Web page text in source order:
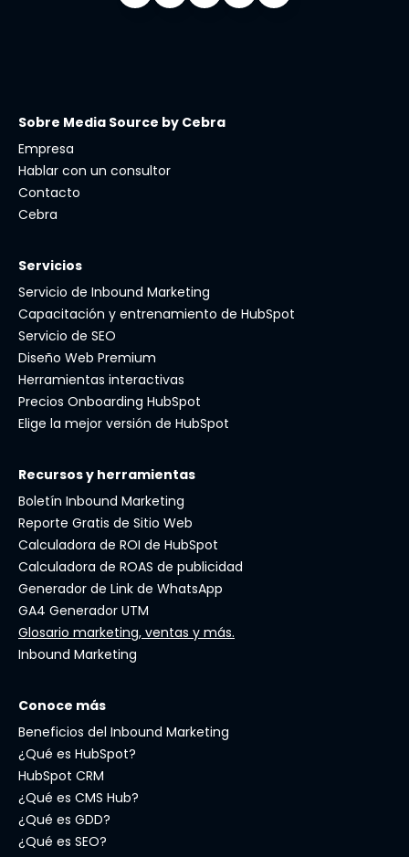
Sobre Media Source by Cebra
Empresa
Hablar con un consultor
Contacto
Cebra
Servicios
Servicio de Inbound Marketing
Capacitación y entrenamiento de HubSpot
Servicio de SEO
Diseño Web Premium
Herramientas interactivas
Precios Onboarding HubSpot
Elige la mejor versión de HubSpot
Recursos y herramientas
Boletín Inbound Marketing
Reporte Gratis de Sitio Web
Calculadora de ROI de HubSpot
Calculadora de ROAS de publicidad
Generador de Link de WhatsApp
GA4 Generador UTM
Glosario marketing, ventas y más.
Inbound Marketing
Conoce más
Beneficios del Inbound Marketing
¿Qué es HubSpot?
HubSpot CRM
¿Qué es CMS Hub?
¿Qué es GDD?
¿Qué es SEO?